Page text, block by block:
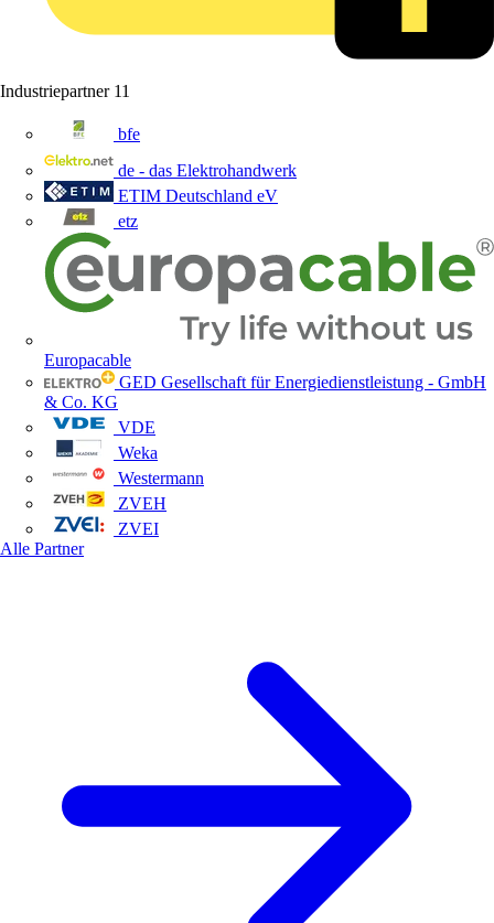
Industriepartner 11
bfe
de - das Elektrohandwerk
ETIM Deutschland eV
etz
Europacable
GED Gesellschaft für Energiedienstleistung - GmbH
& Co. KG
VDE
Weka
Westermann
ZVEH
ZVEI
Alle Partner